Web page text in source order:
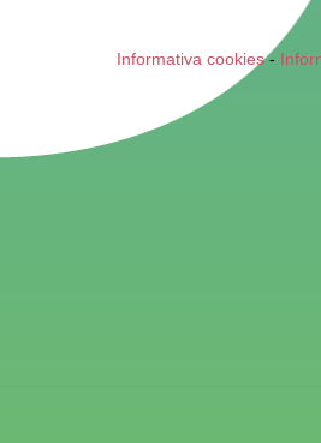
Informativa cookies-